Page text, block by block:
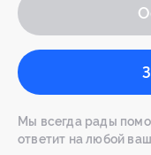
Мы всегда рады
ответит на любой